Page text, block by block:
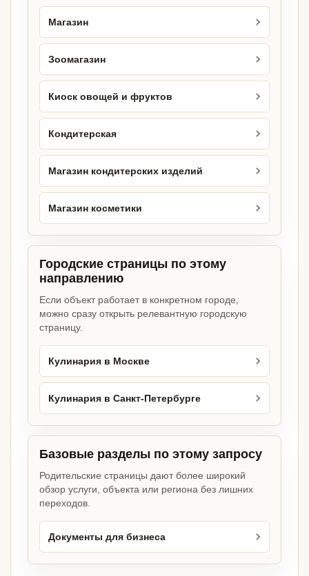
Магазин
Зоомагазин
Киоск овощей и фруктов
Кондитерская
Магазин кондитерских изделий
Магазин косметики
Городские страницы по этому
направлению
Если объект работает в конкретном городе,
можно сразу открыть релевантную городскую
страницу.
Кулинария в Москве
Кулинария в Санкт-Петербурге
Базовые разделы по этому запросу
Родительские страницы дают более широкий
обзор услуги, объекта или региона без лишних
переходов.
Документы для бизнеса